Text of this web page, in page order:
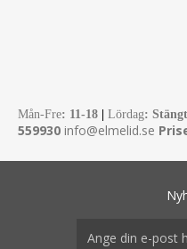
Mån-Fre: 11-18 Lördag: Stängt
559930 info@elmelid.se